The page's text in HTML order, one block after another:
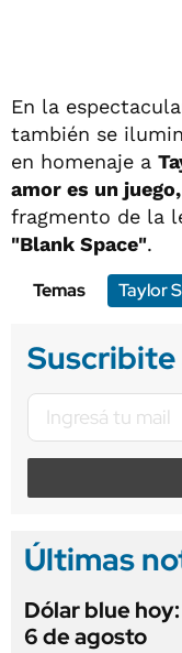
En la
también se
en homenaje a
amor es un
fragmento de la
"Blank Space".
Temas
Taylor
Últimas
Dólar blue
6 de agosto